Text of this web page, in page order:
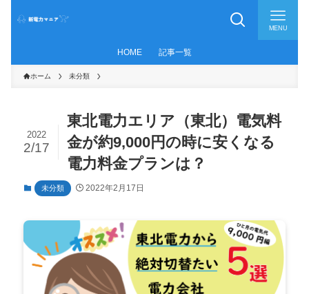
MENU
HOME 記事一覧
ホーム 未分類
東北電力エリア（東北）電気料
金が約9,000円の時に安くなる
電力料金プランは？
2022
2/17
未分類 2022年2月17日